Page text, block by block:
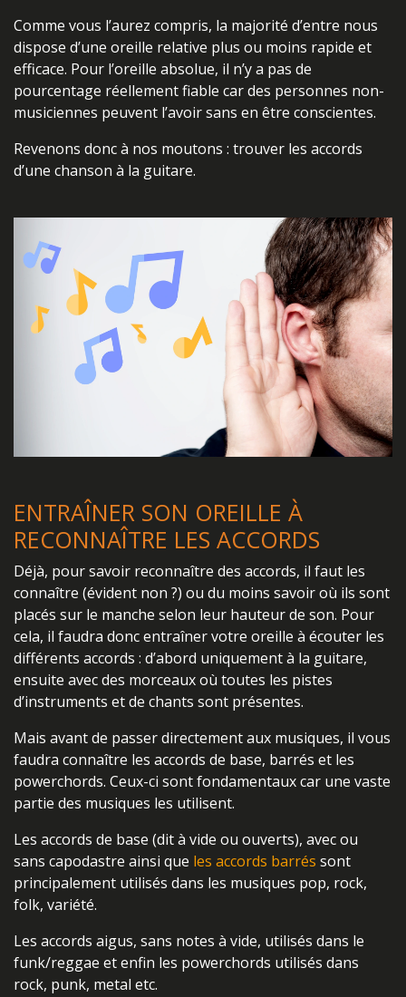
Comme vous l’aurez compris, la majorité d’entre nous
dispose d’une oreille relative plus ou moins rapide et
efficace. Pour l’oreille absolue, il n’y a pas de
pourcentage réellement fiable car des personnes non-
musiciennes peuvent l’avoir sans en être conscientes.
Revenons donc à nos moutons : trouver les accords
d’une chanson à la guitare.
ENTRAÎNER SON OREILLE À
RECONNAÎTRE LES ACCORDS
Déjà, pour savoir reconnaître des accords, il faut les
connaître (évident non ?) ou du moins savoir où ils sont
placés sur le manche selon leur hauteur de son. Pour
cela, il faudra donc entraîner votre oreille à écouter les
différents accords : d’abord uniquement à la guitare,
ensuite avec des morceaux où toutes les pistes
d’instruments et de chants sont présentes.
Mais avant de passer directement aux musiques, il vous
faudra connaître les accords de base, barrés et les
powerchords. Ceux-ci sont fondamentaux car une vaste
partie des musiques les utilisent.
Les accords de base (dit à vide ou ouverts), avec ou
sans capodastre ainsi que les accords barrés sont
principalement utilisés dans les musiques pop, rock,
folk, variété.
Les accords aigus, sans notes à vide, utilisés dans le
funk/reggae et enfin les powerchords utilisés dans
rock, punk, metal etc.